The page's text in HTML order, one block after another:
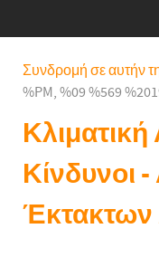
Συνδρομή σε αυτήν
%PM, %09 %569
Κίνδυνοι